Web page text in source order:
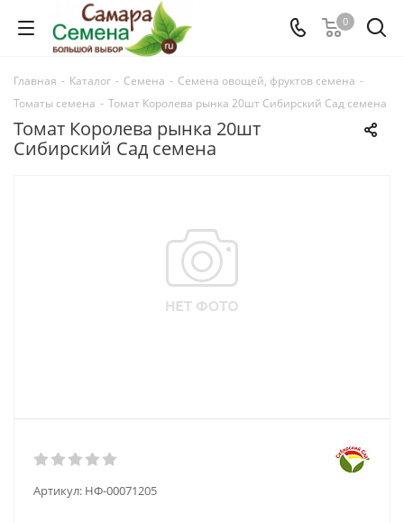
0
Главная - Каталог - Семена - Семена овощей, фруктов семена -
Томаты семена - Томат Королева рынка 20шт Сибирский Сад семена
Томат Королева рынка 20шт
Сибирский Сад семена
Артикул: НФ-00071205